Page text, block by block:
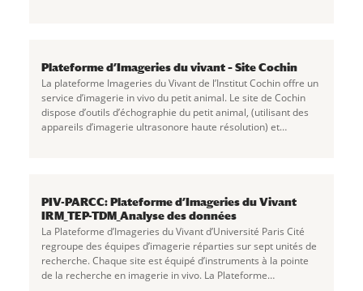
Plateforme d’Imageries du vivant – Site Cochin
La plateforme Imageries du Vivant de l’Institut Cochin offre un
service d’imagerie in vivo du petit animal. Le site de Cochin
dispose d’outils d’échographie du petit animal, (utilisant des
appareils d’imagerie ultrasonore haute résolution) et
PIV-PARCC: Plateforme d’Imageries du Vivant
IRM_TEP-TDM_Analyse des données
La Plateforme d’Imageries du Vivant d’Université Paris Cité
regroupe des équipes d’imagerie réparties sur sept unités de
recherche. Chaque site est équipé d’instruments à la pointe
de la recherche en imagerie in vivo. La Plateforme